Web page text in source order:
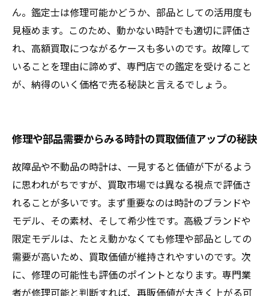
ん。鑑定士は修理可能かどうか、部品としての活用度も
見極めます。このため、動かない時計でも適切に評価さ
れ、高額買取につながるケースも多いのです。故障して
いることを理由に諦めず、専門店での鑑定を受けること
が、納得のいく価格で売る秘訣と言えるでしょう。
修理や部品需要からみる時計の買取価値アップの秘訣
故障品や不動品の時計は、一見すると価値が下がるよう
に思われがちですが、買取市場では異なる視点で評価さ
れることが多いです。まず重要なのは時計のブランドや
モデル、その素材、そして希少性です。高級ブランドや
限定モデルは、たとえ動かなくても修理や部品としての
需要が高いため、買取価値が維持されやすいのです。次
に、修理の可能性も評価のポイントとなります。専門業
者が修理可能と判断すれば、再販価値が大きく上がる可